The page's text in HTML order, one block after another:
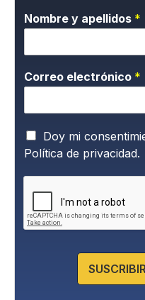
Nombre y apellidos *
Correo electrónico *
P
o
l
í
c
a
Doy mi
Política de privacidad.